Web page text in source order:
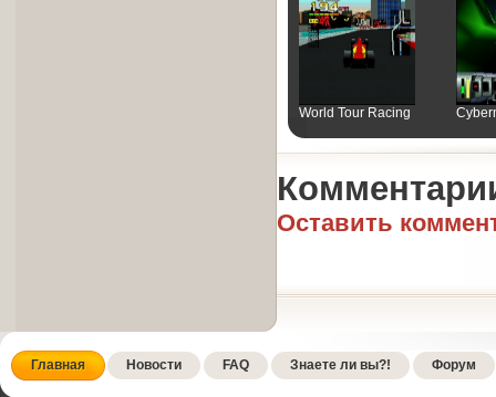
World Tour Racing
Оставить
Главная Новости FAQ Знаете ли вы?! Форум